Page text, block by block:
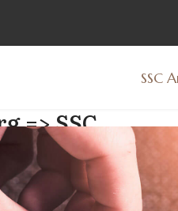
SSC
=> SSC